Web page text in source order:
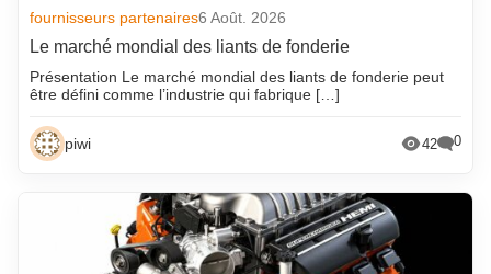
fournisseurs partenaires6 Août. 2026
Le marché mondial des liants de fonderie
Présentation Le marché mondial des liants de fonderie peut
être défini comme l’industrie qui fabrique […]
piwi 42 0